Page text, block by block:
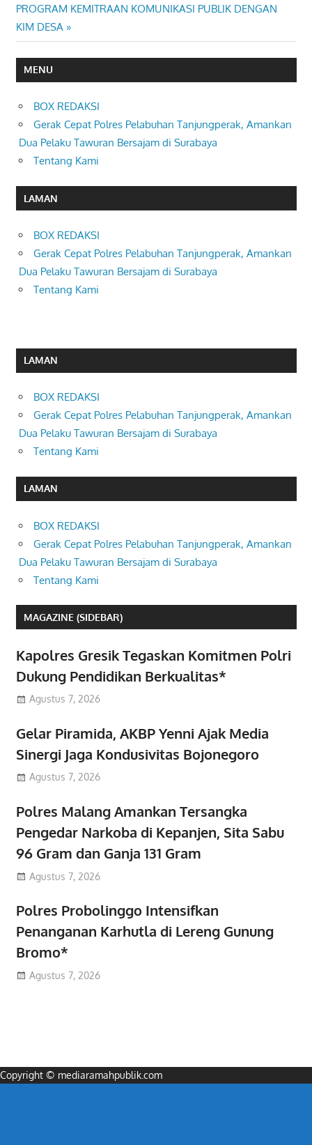
Post:
PROGRAM KEMITRAAN KOMUNIKASI PUBLIK DENGAN
KIM DESA
MENU
BOX REDAKSI
Gerak Cepat Polres Pelabuhan Tanjungperak, Amankan
Dua Pelaku Tawuran Bersajam di Surabaya
Tentang Kami
LAMAN
BOX REDAKSI
Gerak Cepat Polres Pelabuhan Tanjungperak, Amankan
Dua Pelaku Tawuran Bersajam di Surabaya
Tentang Kami
LAMAN
BOX REDAKSI
Gerak Cepat Polres Pelabuhan Tanjungperak, Amankan
Dua Pelaku Tawuran Bersajam di Surabaya
Tentang Kami
LAMAN
BOX REDAKSI
Gerak Cepat Polres Pelabuhan Tanjungperak, Amankan
Dua Pelaku Tawuran Bersajam di Surabaya
Tentang Kami
MAGAZINE (SIDEBAR)
Kapolres Gresik Tegaskan Komitmen Polri
Dukung Pendidikan Berkualitas*
Agustus 7, 2026
Gelar Piramida, AKBP Yenni Ajak Media
Sinergi Jaga Kondusivitas Bojonegoro
Agustus 7, 2026
Polres Malang Amankan Tersangka
Pengedar Narkoba di Kepanjen, Sita Sabu
96 Gram dan Ganja 131 Gram
Agustus 7, 2026
Polres Probolinggo Intensifkan
Penanganan Karhutla di Lereng Gunung
Bromo*
Agustus 7, 2026
Copyright © mediaramahpublik.com